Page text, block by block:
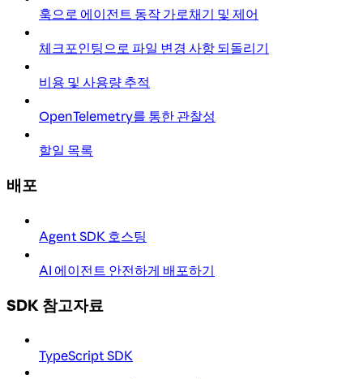
훅으로 에이전트 동작 가로채기 및 제어
체크포인팅으로 파일 변경 사항 되돌리기
비용 및 사용량 추적
OpenTelemetry를 통한 관찰성
할일 목록
배포
Agent SDK 호스팅
AI 에이전트 안전하게 배포하기
SDK 참고자료
TypeScript SDK